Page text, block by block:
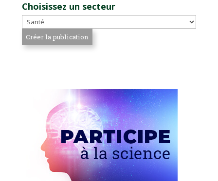
Choisissez un secteur